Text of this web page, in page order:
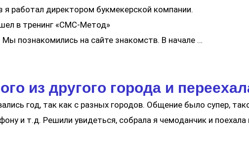
работал директором букмекерской компании.
в тренинг «СМС-Метод»​
познакомились на сайте знакомств. В начале …
из другого города и
год, так как с разных городов. Общение было супер,
и т.д. Решили увидеться, собрала я чемоданчик и